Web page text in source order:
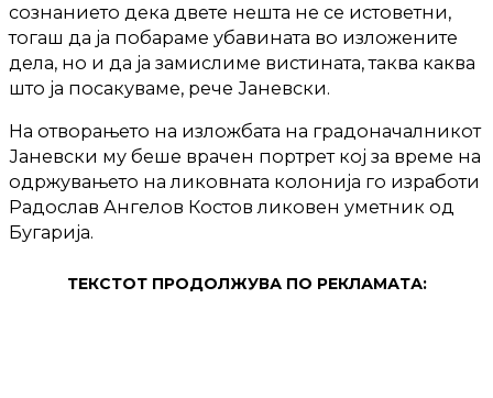
сознанието дека двете нешта не се истоветни,
тогаш да ја побараме убавината во изложените
дела, но и да ја замислиме вистината, таква каква
што ја посакуваме, рече Јаневски.
На отворањето на изложбата на градоначалникот
Јаневски му беше врачен портрет кој за време на
одржувањето на ликовната колонија го изработи
Радослав Ангелов Костов ликовен уметник од
Бугарија.
ТЕКСТОТ ПРОДОЛЖУВА ПО РЕКЛАМАТА: